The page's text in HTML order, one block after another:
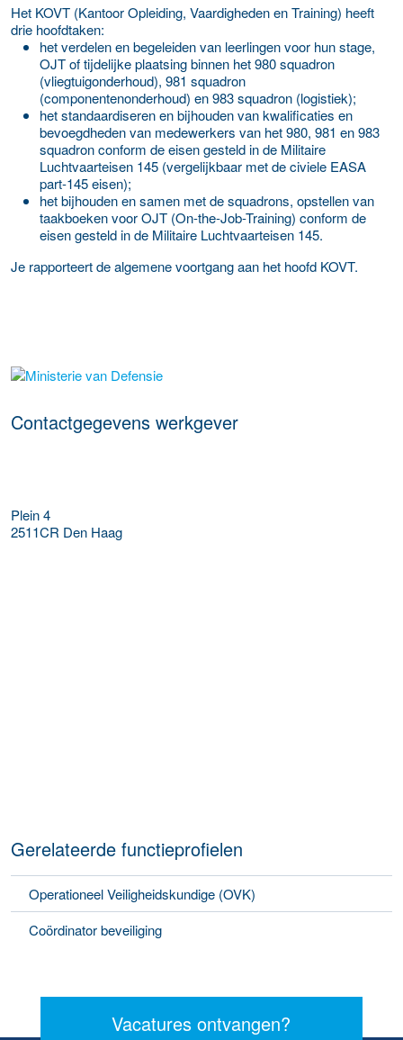
Het KOVT (Kantoor Opleiding, Vaardigheden en Training) heeft
drie hoofdtaken:
het verdelen en begeleiden van leerlingen voor hun stage,
OJT of tijdelijke plaatsing binnen het 980 squadron
(vliegtuigonderhoud), 981 squadron
(componentenonderhoud) en 983 squadron (logistiek);
het standaardiseren en bijhouden van kwalificaties en
bevoegdheden van medewerkers van het 980, 981 en 983
squadron conform de eisen gesteld in de Militaire
Luchtvaarteisen 145 (vergelijkbaar met de civiele EASA
part-145 eisen);
het bijhouden en samen met de squadrons, opstellen van
taakboeken voor OJT (On-the-Job-Training) conform de
eisen gesteld in de Militaire Luchtvaarteisen 145.
Je rapporteert de algemene voortgang aan het hoofd KOVT.
Meer werkgever details
Contactgegevens werkgever
Plein 4
2511CR Den Haag
Gerelateerde functieprofielen
Operationeel Veiligheidskundige (OVK)
Coördinator beveiliging
Vacatures ontvangen?